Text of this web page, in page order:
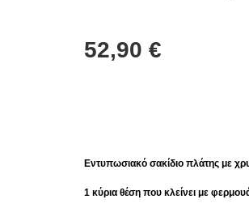
52,90 €
Εντυπωσιακό σακίδιο πλάτης με
1 κύρια θέση που κλείνει με